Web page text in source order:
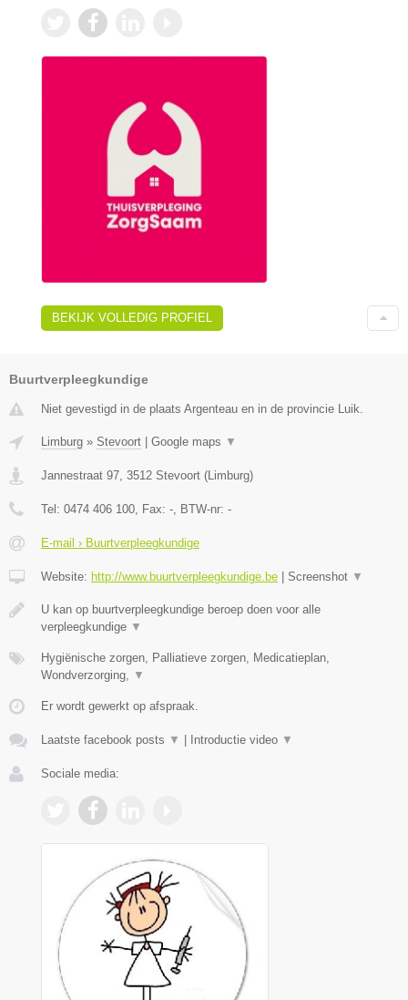
BEKIJK VOLLEDIG PROFIEL
Buurtverpleegkundige
Niet gevestigd in de plaats Argenteau en in de provincie Luik.
Limburg » Stevoort Google maps ▼
Jannestraat 97 3512 Stevoort ( Limburg)
Tel: 0474 406 100 , Fax: - , BTW-nr: -
E-mail › Buurtverpleegkundige
Website: http://www.buurtverpleegkundige.be Screenshot ▼
U kan op buurtverpleegkundige beroep doen voor alle
verpleegkundige ▼
Hygiënische zorgen, Palliatieve zorgen, Medicatieplan,
Wondverzorging,
▼
Er wordt gewerkt op afspraak.
Laatste facebook posts ▼ Introductie video ▼
Sociale media: